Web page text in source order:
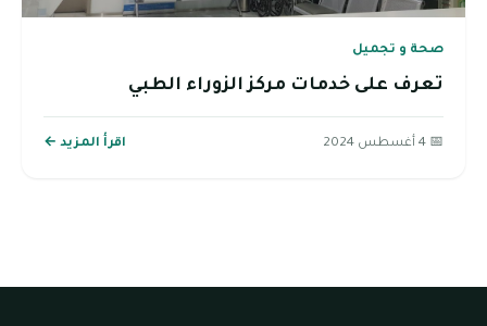
صحة و تجميل
تعرف على خدمات مركز الزوراء الطبي
📅 4 أغسطس 2024 اقرأ المزيد ←